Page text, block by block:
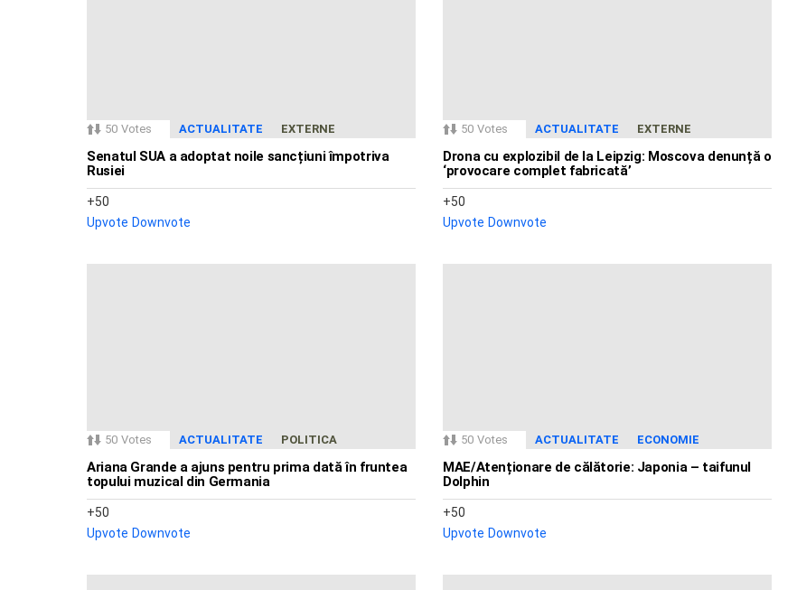
50 Votes ACTUALITATE EXTERNE
Senatul SUA a adoptat noile sancțiuni împotriva
Rusiei
50
Upvote Downvote
50 Votes ACTUALITATE EXTERNE
Drona cu explozibil de la Leipzig: Moscova denunță o
‘provocare complet fabricată’
50
Upvote Downvote
50 Votes ACTUALITATE POLITICA
Ariana Grande a ajuns pentru prima dată în fruntea
topului muzical din Germania
50
Upvote Downvote
50 Votes ACTUALITATE ECONOMIE
MAE/Atenționare de călătorie: Japonia – taifunul
Dolphin
50
Upvote Downvote